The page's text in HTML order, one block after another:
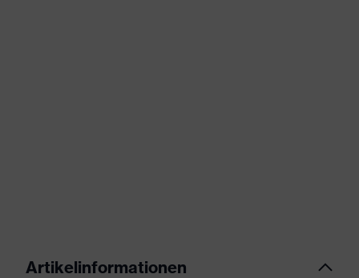
Artikelinformationen